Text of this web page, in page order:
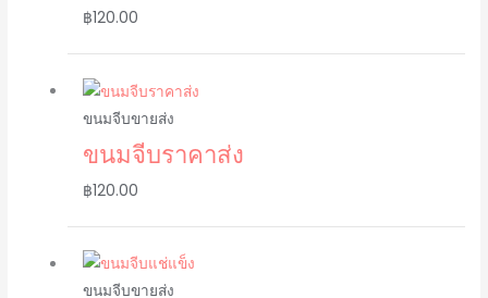
฿120.00
ขนมจีบขายส่ง
ขนมจีบราคาส่ง
฿120.00
ขนมจีบขายส่ง